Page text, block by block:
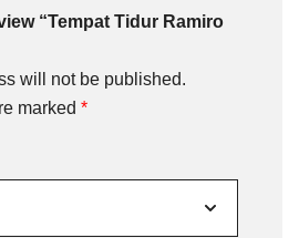
“Tempat Tidur Ramiro
will not be published.
marked *